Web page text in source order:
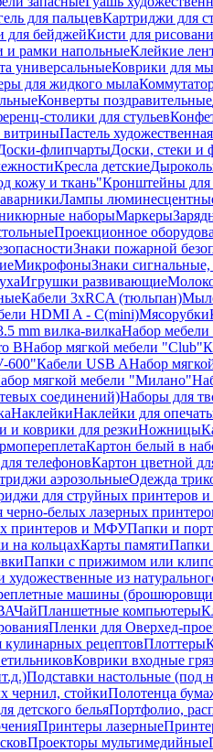
для пальцевКартриджи для
для бейджейКисти для
и рамки напольныеКлейкие
универсальныеКоврики для
для жидкого мыла
Конверты поздравительные
столики для стульев
витриныПастель художественная
флипчартыДоски, стеки и
Кресла детские
кожу и ткань"Кронштейны для
Лампы
наборыМаркеры
Проекционное
Знаки пожарной
МикрофоныЗнаки
Игрушки развивающие
Кабели 3xRCA (тюльпан)
HDMI A - C(mini)Мясорубки
mm вилка-вилкаНабор
BНабор мягкой мебели "Club"
600"Кабели USB AНабор
мягкой мебели "Милано"
соединений)Наборы для
НаклейкиНаклейки для
и коврики для резкиНожницы
Картон белый в
телефоновКартон цветной
аэрозольныеОдежда
для струйных принтеров
черно-белых лазерных
принтеров и МФУПапки и
на кольцахКарты памятиПапки
Папки с прижимом или
художественные из
машины
ЧайПланшетные компьютеры
Пленки для Оверхед-
рецептовПлоттеры
Коврики входные
Подставки настольные (под
чернил, стойкиПолотенца
детского бельяПортфолио,
Принтеры лазерные
Проекторы мультимедийные